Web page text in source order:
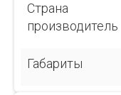
Страна
производитель
Габариты